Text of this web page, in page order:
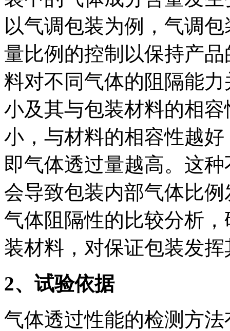
以气调包装为例，气调
量比例的控制以保持产
料对不同气体的阻隔能
小及其与包装材料的相
小，与材料的相容性越
即气体透过量越高。这
会导致包装内部气体比
气体阻隔性的比较分析
装材料，对保证包装发
2、试验依据
气体透过性能的检测方